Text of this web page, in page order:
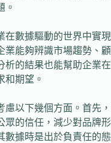
。
在數據驅動的世界中實現
業能夠辨識市場趨勢、顧
析的結果也能幫助企業在
和期望。
以下幾個方面。首先，
眾的信任，減少對品牌形
數據時是出於負責任的態